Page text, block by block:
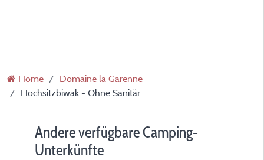
Home
Domaine la Garenne
Hochsitzbiwak - Ohne Sanitär
Andere verfügbare Camping-
Unterkünfte